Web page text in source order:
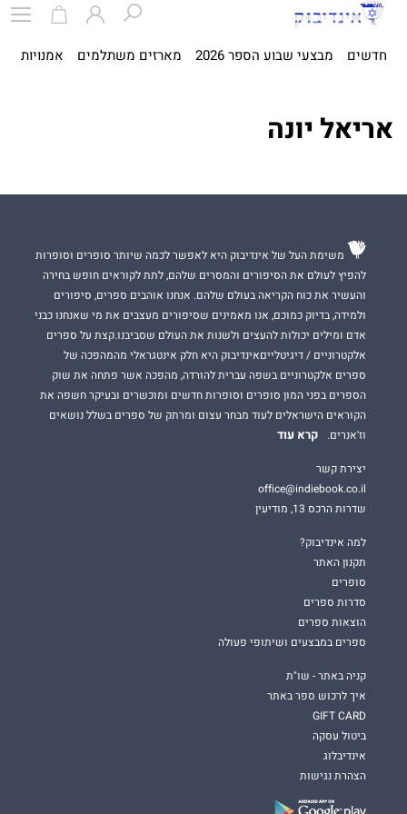
חדשים מבצעי שבוע הספר 2026 מארזים משתלמים אמנויות
אריאל יונה
משימת העל של אינדיבוק היא לאפשר לכמה שיותר סופרים וסופרות
להפיץ לעולם את הסיפורים והמסרים שלהם, לתת לקוראים חופש בחירה
והעשיר את כוח הקריאה בעולם שלהם. אנחנו אוהבים ספרים, סיפורים
ולמידה, בדיוק כמוכם, אנו מאמינים שסיפורים מעצבים את מי שאנחנו כבני
אדם ומילים יכולות להעצים ולשנות את העולם שסביבנו.קצת על ספרים
אלקטרוניים / דיגיטלייםאינדיבוק היא חלק אינטגראלי מהמהפכה של
ספרים אלקטרוניים בשפה עברית להורדה, מהפכה אשר פתחה את שוק
הספרים בפני המון סופרים וסופרות חדשים ומוכשרים ובעיקר חשפה את
הקוראים הישראלים לעוד מבחר עצום ומרתק של ספרים בשלל נושאים
וז'אנרים.
קרא עוד
יצירת קשר
office@indiebook.co.il
שדרות הרכס 13, מודיעין
למה אינדיבוק?
תקנון האתר
סופרים
סדרות ספרים
הוצאות ספרים
ספרים במבצעים ושיתופי פעולה
קניה באתר - שו"ת
איך לרכוש ספר באתר
GIFT CARD
ביטול עסקה
אינדיבלוג
הצהרת נגישות